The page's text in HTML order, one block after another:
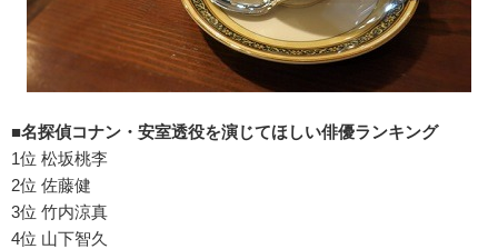
■名探偵コナン・安室透役を演じてほしい俳優ランキング
1位 松坂桃李
2位 佐藤健
3位 竹内涼真
4位 山下智久